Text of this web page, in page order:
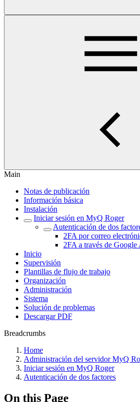
Main
Notas de publicación
Información básica
Instalación
Iniciar sesión en MyQ Roger
Autenticación de dos
2FA por correo
2FA a través de
Inicio
Supervisión
Plantillas de flujo de trabajo
Organización
Administración
Sistema
Solución de problemas
Descargar PDF
Breadcrumbs
Home
Administración del servidor MyQ
Iniciar sesión en MyQ Roger
Autenticación de dos factores
On this Page